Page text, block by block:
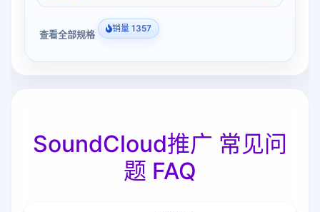
查看全部规格 销量 1357
SoundCloud推广 常见问
题 FAQ